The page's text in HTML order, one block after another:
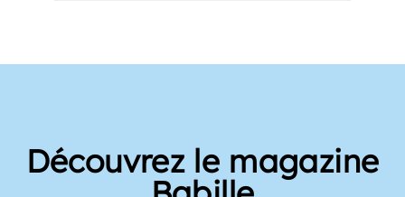
Découvrez le magazine